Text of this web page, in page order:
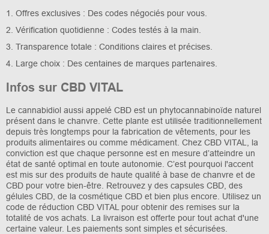
1. Offres exclusives : Des codes négociés pour vous.
2. Vérification quotidienne : Codes testés à la main.
3. Transparence totale : Conditions claires et précises.
4. Large choix : Des centaines de marques partenaires.
Infos sur CBD VITAL
Le cannabidiol aussi appelé CBD est un phytocannabinoïde naturel
présent dans le chanvre. Cette plante est utilisée traditionnellement
depuis très longtemps pour la fabrication de vêtements, pour les
produits alimentaires ou comme médicament. Chez CBD VITAL, la
conviction est que chaque personne est en mesure d’atteindre un
état de santé optimal en toute autonomie. C’est pourquoi l'accent
est mis sur des produits de haute qualité à base de chanvre et de
CBD pour votre bien-être. Retrouvez y des capsules CBD, des
gélules CBD, de la cosmétique CBD et bien plus encore. Utilisez un
code de réduction CBD VITAL pour obtenir des remises sur la
totalité de vos achats. La livraison est offerte pour tout achat d'une
certaine valeur. Les paiements sont simples et sécurisées.